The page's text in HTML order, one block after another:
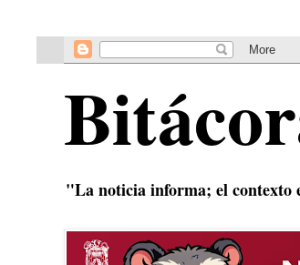
"La noticia informa; el contexto